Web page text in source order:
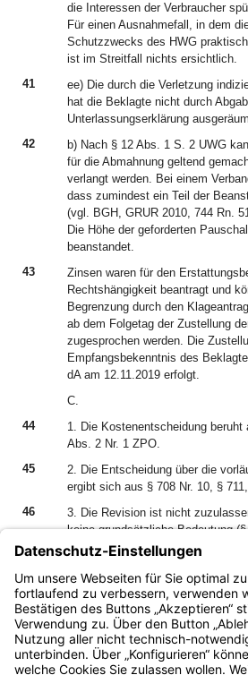
die Interessen der Verbraucher
Für einen Ausnahmefall, in dem
Schutzzwecks des HWG
ist im Streitfall nichts ersichtlich.
41
ee) Die durch die Verletzung
hat die Beklagte nicht durch
Unterlassungserklärung
42
b) Nach § 12 Abs. 1 S. 2 UWG
für die Abmahnung geltend
verlangt werden. Bei einem
dass zumindest ein Teil der
(vgl. BGH, GRUR 2010, 744 Rn.
Die Höhe der geforderten
beanstandet.
43
Zinsen waren für den
Rechtshängigkeit beantragt und
Begrenzung durch den
ab dem Folgetag der Zustellung
zugesprochen werden. Die
Empfangsbekenntnis des
dA am 12.11.2019 erfolgt.
C.
44
1. Die Kostenentscheidung
Abs. 2 Nr. 1 ZPO.
45
2. Die Entscheidung über die
ergibt sich aus § 708 Nr. 10, §
46
3. Die Revision ist nicht
keine grundsätzliche Bedeutung
ZPO) und auch die
1 Nr. 2 ZPO liegen nicht vor. Die
die Ausführungen unter B. zeigen,
gesicherter
Bayern.de